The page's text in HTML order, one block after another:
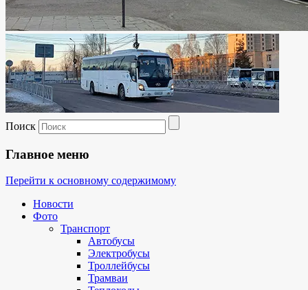
Поиск
Главное меню
Перейти к основному содержимому
Новости
Фото
Транспорт
Автобусы
Электробусы
Троллейбусы
Трамваи